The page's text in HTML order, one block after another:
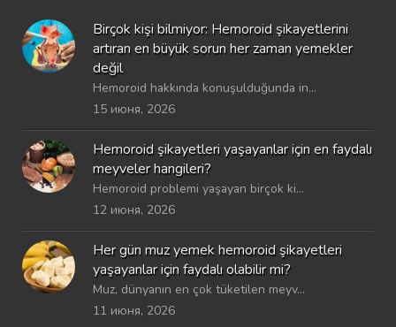
Birçok kişi bilmiyor: Hemoroid şikayetlerini
artıran en büyük sorun her zaman yemekler
değil
Hemoroid hakkında konuşulduğunda in...
15 июня, 2026
Hemoroid şikayetleri yaşayanlar için en faydalı
meyveler hangileri?
Hemoroid problemi yaşayan birçok ki...
12 июня, 2026
Her gün muz yemek hemoroid şikayetleri
yaşayanlar için faydalı olabilir mi?
Muz, dünyanın en çok tüketilen meyv...
11 июня, 2026